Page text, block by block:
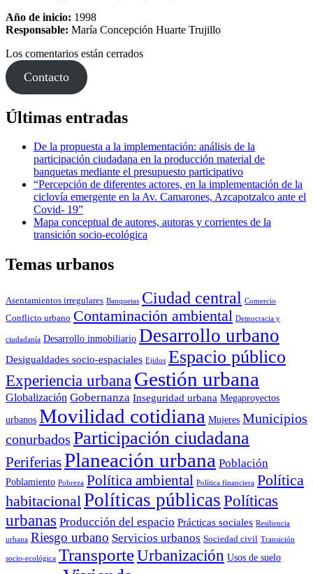
Año de inicio: 1998
Responsable: María Concepción Huarte Trujillo
Los comentarios están cerrados
Contacto
Últimas entradas
De la propuesta a la implementación: análisis de la
participación ciudadana en la producción material de
banquetas mediante el presupuesto participativo
“Percepción de diferentes actores, en la implementación de la
ciclovía emergente en la Av. Camarones, Azcapotzalco ante el
Covid- 19”
Mapa conceptual de autores, autoras y corrientes de la
transición socio-ecológica
Temas urbanos
Asentamientos irregulares Banquetas Ciudad central Comercio
Conflicto urbano Contaminación ambiental Democracia y
ciudadanía Desarrollo inmobiliario Desarrollo urbano
Desigualdades socio-espaciales Ejidos Espacio público
Experiencia urbana Gestión urbana
Globalización Gobernanza Inseguridad urbana Megaproyectos
urbanos Movilidad cotidiana Mujeres Municipios
conurbados Participación ciudadana
PeriferiasPlaneación urbana Población
Poblamiento Pobreza Política ambiental Política financiera Política
habitacionalPolíticas públicasPolíticas
urbanas Producción del espacio Prácticas sociales Resiliencia
urbana Riesgo urbano Servicios urbanos Sociedad civil Transición
socio-ecológica TransporteUrbanización Usos de suelo